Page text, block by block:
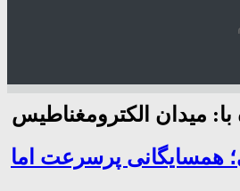
میدان الکترومغناطیس
همسایگانی پرسرعت اما